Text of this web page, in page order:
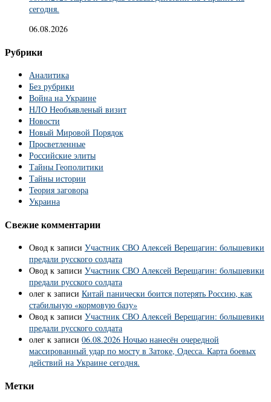
сегодня.
06.08.2026
Рубрики
Аналитика
Без рубрики
Война на Украине
НЛО Необъявленый визит
Новости
Новый Мировой Порядок
Просветленные
Российские элиты
Тайны Геополитики
Тайны истории
Теория заговора
Украина
Свежие комментарии
Овод к записи Участник СВО Алексей Верещагин: большевики
предали русского солдата
Овод к записи Участник СВО Алексей Верещагин: большевики
предали русского солдата
олег к записи Китай панически боится потерять Россию, как
стабильную «кормовую базу»
Овод к записи Участник СВО Алексей Верещагин: большевики
предали русского солдата
олег к записи 06.08.2026 Ночью нанесён очередной
массированный удар по мосту в Затоке, Одесса. Карта боевых
действий на Украине сегодня.
Метки